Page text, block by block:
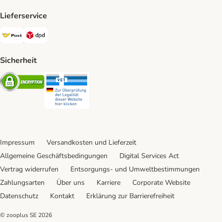
Lieferservice
Österreichische Post Shipping Method
Sicherheit
Security
Impressum
Versandkosten und Lieferzeit
Allgemeine Geschäftsbedingungen
Digital Services Act
Vertrag widerrufen
Entsorgungs- und Umweltbestimmungen
Zahlungsarten
Über uns Karriere
Corporate Website
Datenschutz
Kontakt Erklärung zur Barrierefreiheit
© zooplus SE 2026